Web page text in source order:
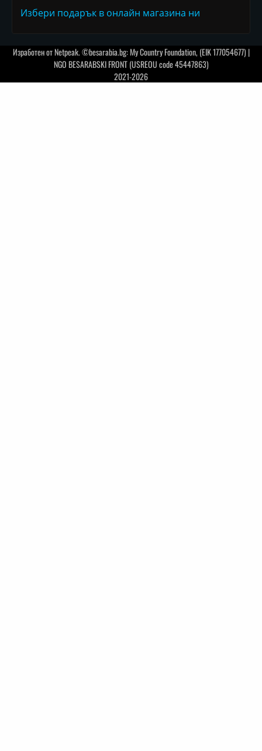
Избери подарък в онлайн магазина ни
Изработен отNetpeak. ©besarabia.bg: My Country Foundation, (EIK 177054677) |
NGO BESARABSKI FRONT (USREOU code 45447863)
2021-2026